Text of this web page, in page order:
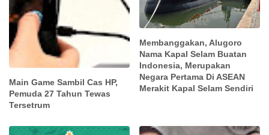
Main Game Sambil Cas HP,
Pemuda 27 Tahun Tewas
Tersetrum
Membanggakan, Alugoro
Nama Kapal Selam Buatan
Indonesia, Merupakan
Negara Pertama Di ASEAN
Merakit Kapal Selam Sendiri